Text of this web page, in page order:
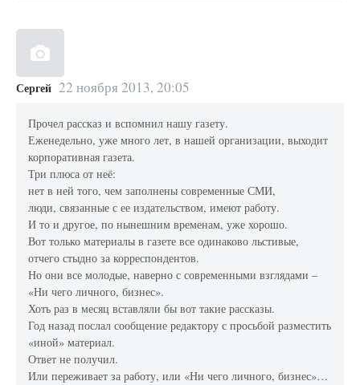
Сергей 22 ноября 2013, 20:05
Прочел рассказ и вспомнил нашу газету.
Еженедельно, уже много лет, в нашей организации, выходит
корпоративная газета.
Три плюса от неё:
нет в ней того, чем заполнены современные СМИ,
люди, связанные с ее издательством, имеют работу.
И то и другое, по нынешним временам, уже хорошо.
Вот только материалы в газете все одинаково льстивые,
отчего стыдно за корреспондентов.
Но они все молодые, наверно с современными взглядами –
«Ни чего личного, бизнес».
Хоть раз в месяц вставляли бы вот такие рассказы.
Год назад послал сообщение редактору с просьбой разместить
«иной» материал.
Ответ не получил.
Или переживает за работу, или «Ни чего личного, бизнес»…